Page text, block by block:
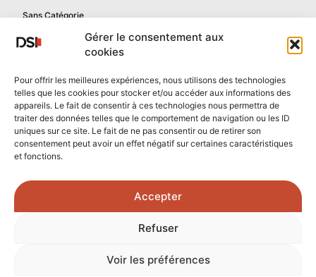
Gérer le consentement aux
cookies
Pour offrir les meilleures expériences, nous utilisons des technologies
telles que les cookies pour stocker et/ou accéder aux informations des
appareils. Le fait de consentir à ces technologies nous permettra de
traiter des données telles que le comportement de navigation ou les ID
uniques sur ce site. Le fait de ne pas consentir ou de retirer son
consentement peut avoir un effet négatif sur certaines caractéristiques
et fonctions.
Accepter
Refuser
Voir les préférences
Sans Catégorie
Mentions légales
Politique de confidentialité
Contactez-nous
Confidentialité reCAPTCHA
Conditions reCAPTCHA